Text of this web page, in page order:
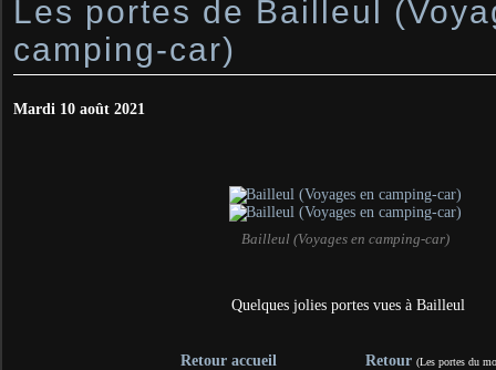
Les portes de Bailleul
camping-car)
Mardi 10 août 2021
Bailleul (Voyages en camping-car)
Quelques jolies portes vues à Bailleul
Retour accueil Retour (Les portes du